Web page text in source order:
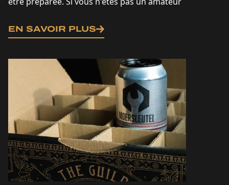
vous commencez à vous intéresser aux bières
plus connus...
EN SAVOIR PLUS